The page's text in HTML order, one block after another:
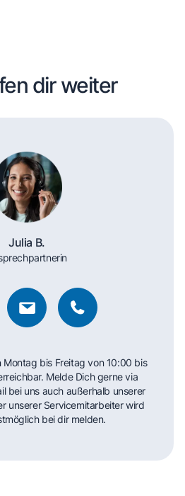
dir weiter
Julia B.
Montag bis Freitag von 10:00 bis
Melde Dich gerne via
bei uns auch außerhalb unserer
unserer Servicemitarbeiter wird
bei dir melden.